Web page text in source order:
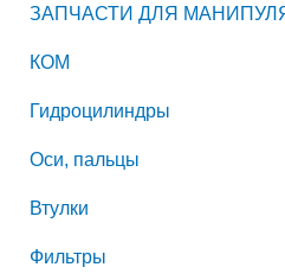
ЗАПЧАСТИ ДЛЯ
КОМ
Гидроцилиндры
Оси, пальцы
Втулки
Фильтры